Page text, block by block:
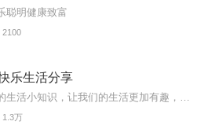
聪明健康致富
2100
乐生活分享
1.3万